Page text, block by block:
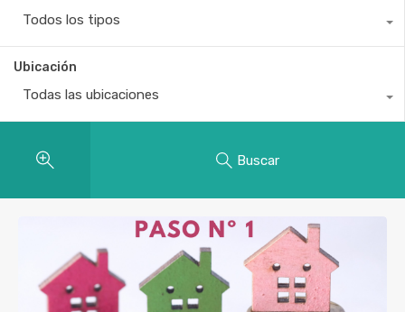
Todos los tipos
Ubicación
Todas las ubicaciones
Buscar